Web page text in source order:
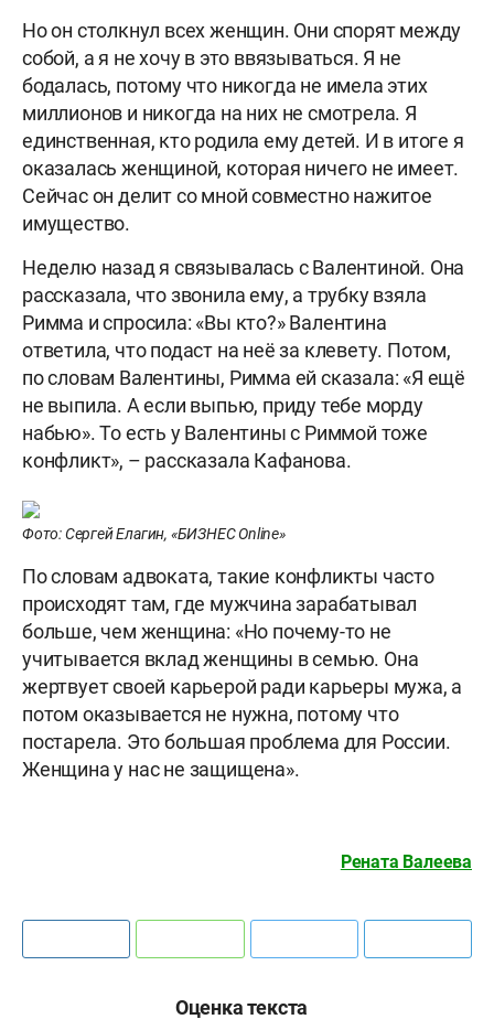
Но он столкнул всех женщин. Они спорят между
собой, а я не хочу в это ввязываться. Я не
бодалась, потому что никогда не имела этих
миллионов и никогда на них не смотрела. Я
единственная, кто родила ему детей. И в итоге я
оказалась женщиной, которая ничего не имеет.
Сейчас он делит со мной совместно нажитое
имущество.
Неделю назад я связывалась с Валентиной. Она
рассказала, что звонила ему, а трубку взяла
Римма и спросила: «Вы кто?» Валентина
ответила, что подаст на неё за клевету. Потом,
по словам Валентины, Римма ей сказала: «Я ещё
не выпила. А если выпью, приду тебе морду
набью». То есть у Валентины с Риммой тоже
конфликт», – рассказала Кафанова.
Фото: Сергей Елагин, «БИЗНЕС Online»
По словам адвоката, такие конфликты часто
происходят там, где мужчина зарабатывал
больше, чем женщина: «Но почему-то не
учитывается вклад женщины в семью. Она
жертвует своей карьерой ради карьеры мужа, а
потом оказывается не нужна, потому что
постарела. Это большая проблема для России.
Женщина у нас не защищена».
Рената Валеева
Оценка текста